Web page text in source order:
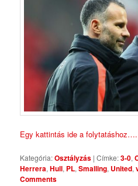
Egy kattintás ide a folytatáshoz….
Kategória:Osztályzás |Címke:3-0,
Herrera,Hull, PL,Smalling, United,
Comments